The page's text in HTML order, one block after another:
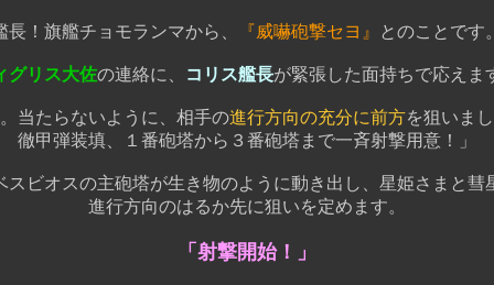
長！旗艦チョモランマから、 『威嚇砲撃セヨ』 とのことです
グリス大佐の連絡に、 コリス艦長が緊張した面持ちで応えま
。当たらないように、相手の進行方向の充分に前方を狙いまし
徹甲弾装填、１番砲塔から３番砲塔まで一斉射撃用意！」
スビオスの主砲塔が生き物のように動き出し、星姫さまと彗
進行方向のはるか先に狙いを定めます。
「射撃開始！」